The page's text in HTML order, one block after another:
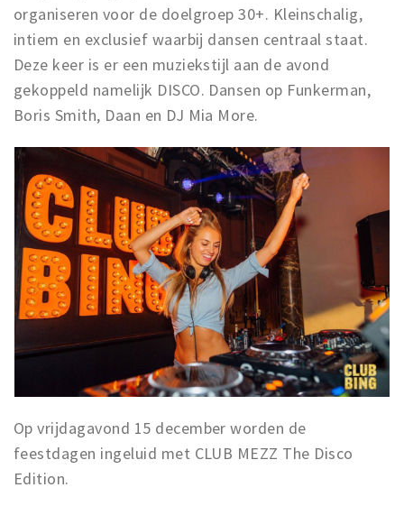
organiseren voor de doelgroep 30+. Kleinschalig,
intiem en exclusief waarbij dansen centraal staat.
Deze keer is er een muziekstijl aan de avond
gekoppeld namelijk DISCO. Dansen op Funkerman,
Boris Smith, Daan en DJ Mia More.
Op vrijdagavond 15 december worden de
feestdagen ingeluid met CLUB MEZZ The Disco
Edition.